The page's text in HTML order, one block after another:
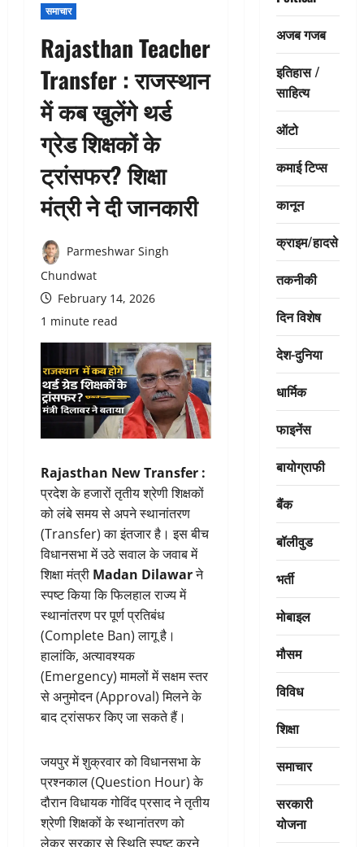
समाचार
Rajasthan Teacher
Transfer : राजस्थान
में कब खुलेंगे थर्ड
ग्रेड शिक्षकों के
ट्रांसफर? शिक्षा
मंत्री ने दी जानकारी
Parmeshwar Singh
Chundwat
February 14, 2026
1 minute read
Rajasthan New Transfer :
प्रदेश के हजारों तृतीय श्रेणी शिक्षकों
को लंबे समय से अपने स्थानांतरण
(Transfer) का इंतजार है। इस बीच
विधानसभा में उठे सवाल के जवाब में
शिक्षा मंत्री Madan Dilawarने
स्पष्ट किया कि फिलहाल राज्य में
स्थानांतरण पर पूर्ण प्रतिबंध
(Complete Ban) लागू है।
हालांकि, अत्यावश्यक
(Emergency) मामलों में सक्षम स्तर
से अनुमोदन (Approval) मिलने के
बाद ट्रांसफर किए जा सकते हैं।
जयपुर में शुक्रवार को विधानसभा के
प्रश्नकाल (Question Hour) के
दौरान विधायक गोविंद प्रसाद ने तृतीय
श्रेणी शिक्षकों के स्थानांतरण को
लेकर सरकार से स्थिति स्पष्ट करने
अजब गजब
इतिहास /
साहित्य
ऑटो
कमाई टिप्स
कानून
क्राइम/हादसे
तकनीकी
दिन विशेष
देश-दुनिया
धार्मिक
फाइनेंस
बायोग्राफी
बैंक
बॉलीवुड
भर्ती
मोबाइल
मौसम
विविध
शिक्षा
समाचार
सरकारी
योजना